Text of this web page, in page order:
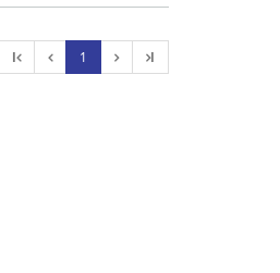
l 1 l